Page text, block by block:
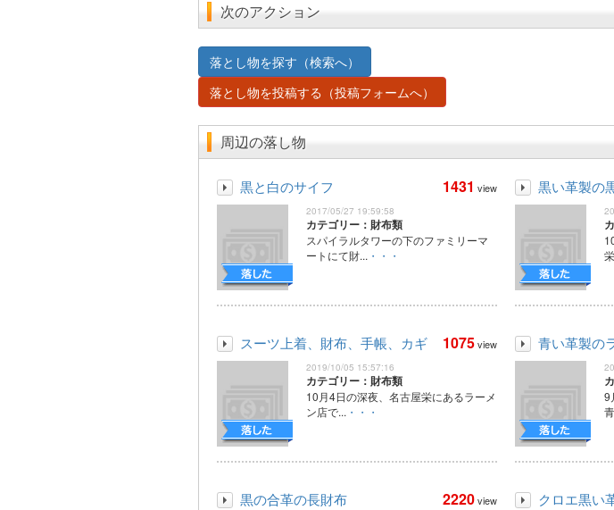
次のアクション
落とし物を探す（検索へ）
落とし物を投稿する（投稿フォームへ）
周辺の落し物
黒と白のサイフ 1431 view
2017/05/27 19:59:58
カテゴリー：財布類
スパイラルタワーの下のファミリーマ
ートにて財... ・・・
黒い革製の
スーツ上着、財布、手帳、カギ 1075view
2019/10/05 15:57:16
カテゴリー：財布類
10月4日の深夜、名古屋栄にあるラーメ
ン店で... ・・・
青い革製の
9
黒の合革の長財布 2220view クロエ黒い